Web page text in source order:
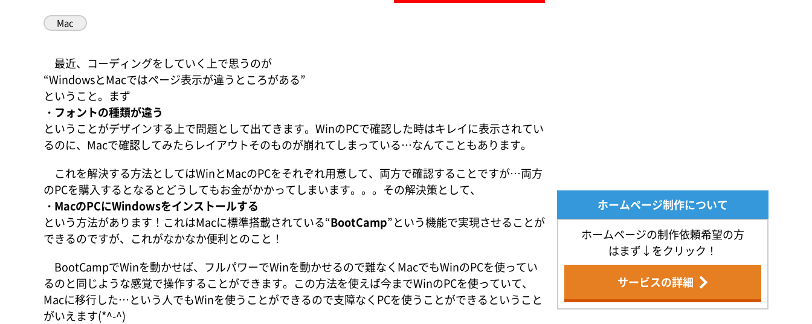
Mac
最近、コーディングをしていく上で思うのが
“WindowsとMacではページ表示が違うところがある”
ということ。まず
・フォントの種類が違う
ということがデザインする上で問題として出てきます。WinのPCで確認した時はキレイに表示されてい
るのに、Macで確認してみたらレイアウトそのものが崩れてしまっている…なんてこともあります。
これを解決する方法としてはWinとMacのPCをそれぞれ用意して、両方で確認することですが…両方
のPCを購入するとなるとどうしてもお金がかかってしまいます。。。その解決策として、
・MacのPCにWindowsをインストールする
という方法があります！これはMacに標準搭載されている“BootCamp”という機能で実現させることが
できるのですが、これがなかなか便利とのこと！
BootCampでWinを動かせば、フルパワーでWinを動かせるので難なくMacでもWinのPCを使ってい
るのと同じような感覚で操作することができます。この方法を使えば今までWinのPCを使っていて、
Macに移行した…という人でもWinを使うことができるので支障なくPCを使うことができるということ
がいえます(*^-^)
ホームページ制作について
ホームページの制作依頼希望の方
はまず↓をクリック！
サービスの詳細